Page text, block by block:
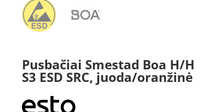
Pusbačiai Smestad Boa H/H
S3 ESD SRC, juoda/oranžinė